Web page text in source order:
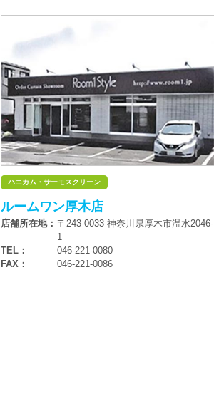
ハニカム・サーモスクリーン
ルームワン厚木店
店舗所在地： 〒243-0033 神奈川県厚木市温水2046-
1
TEL：
046-221-0080
FAX：
046-221-0086